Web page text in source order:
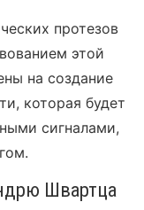
протезов
этой
на создание
которая будет
сигналами,
Швартца